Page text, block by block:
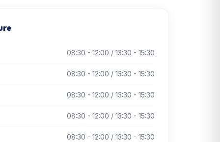
08:30 - 12:00 / 13:30 - 15:30
08:30 - 12:00 / 13:30 - 15:30
08:30 - 12:00 / 13:30 - 15:30
08:30 - 12:00 / 13:30 - 15:30
08:30 - 12:00 / 13:30 - 15:30